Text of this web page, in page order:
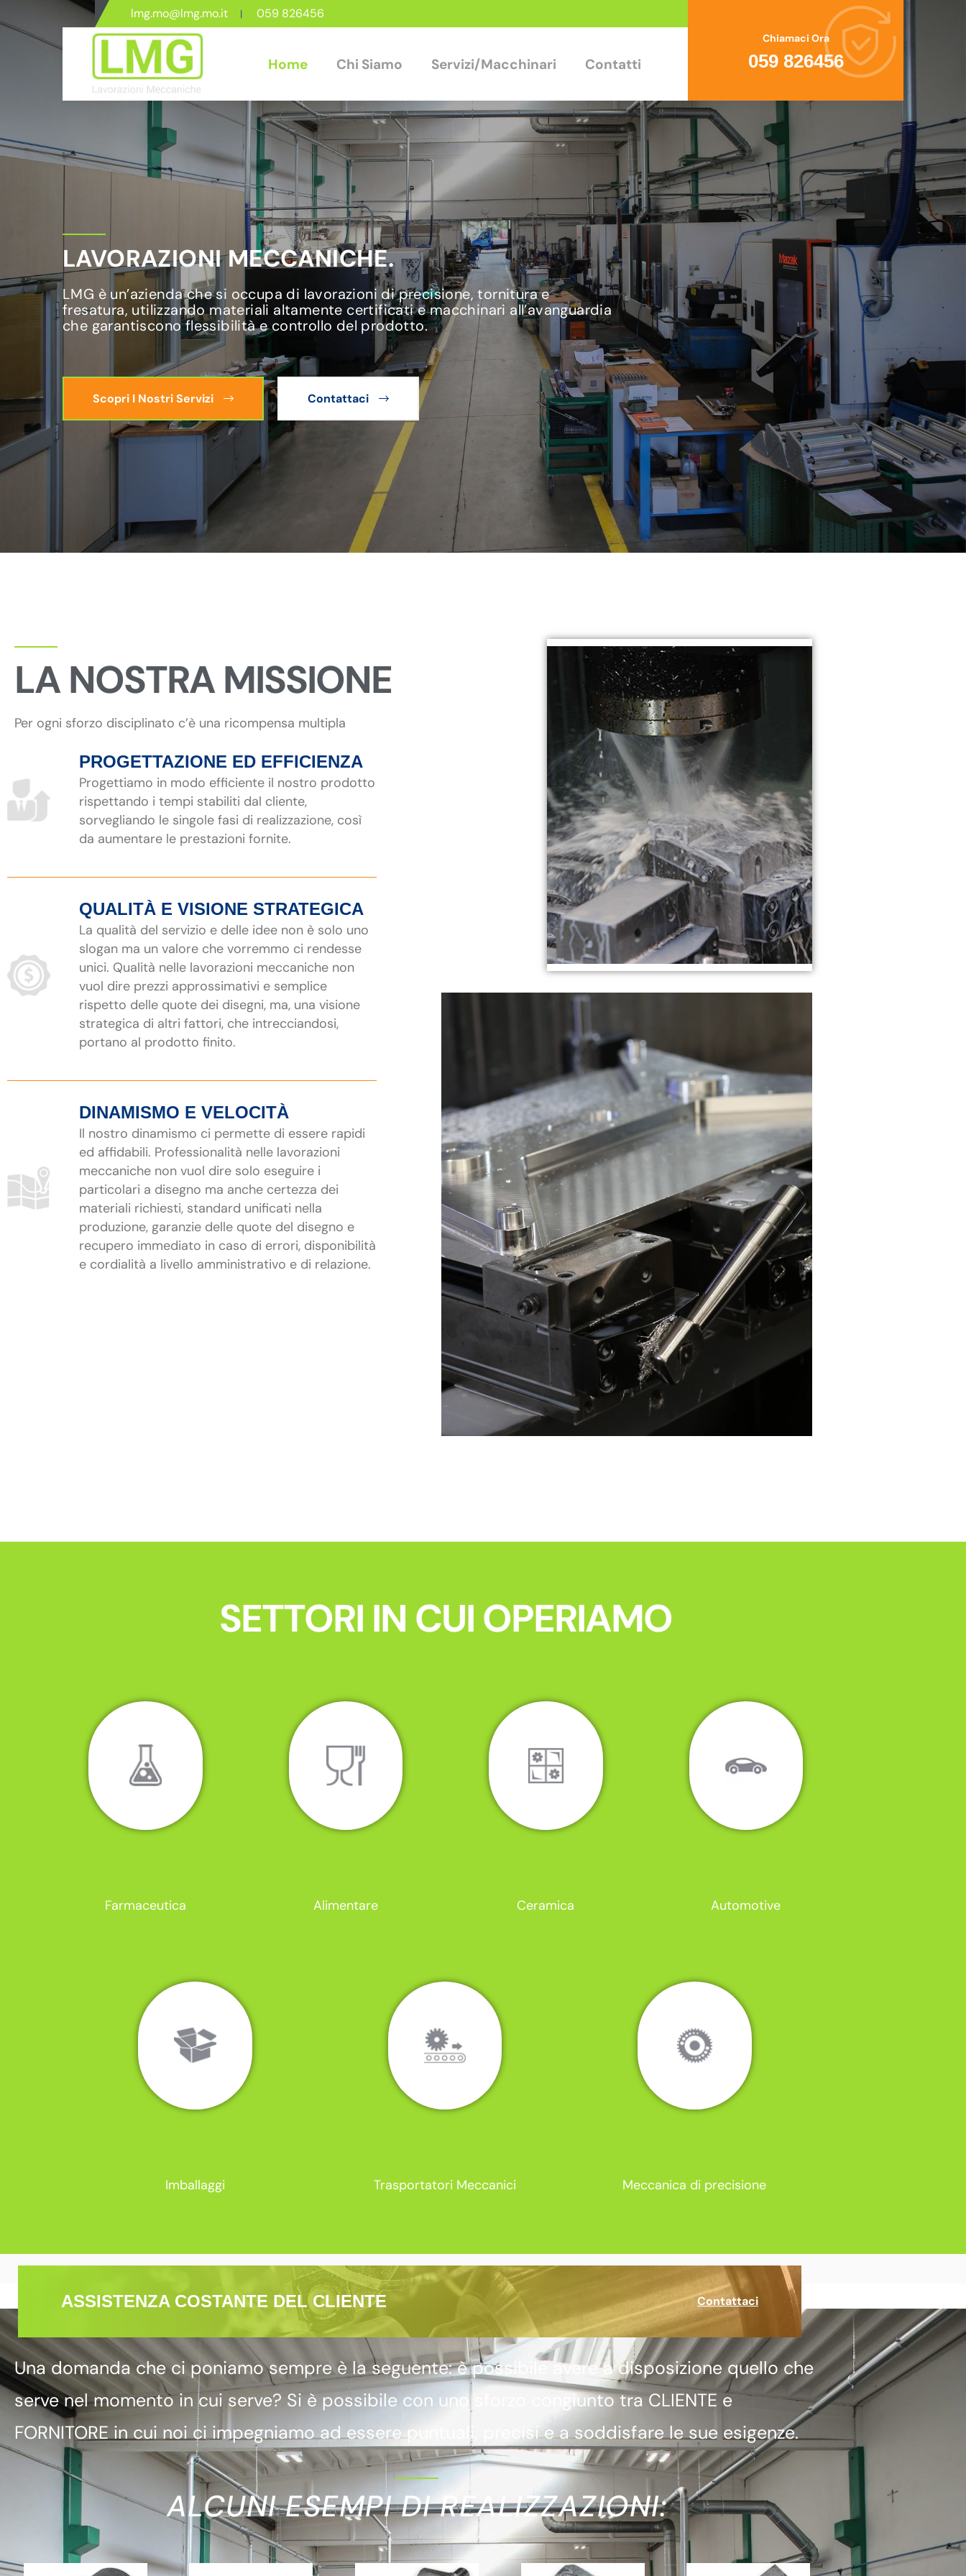
lmg.mo@lmg.mo.it 059 826456
Home Chi Siamo Servizi/Macchinari Contatti
Chiamaci Ora
059 826456
LAVORAZIONI MECCANICHE.
LMG è un’azienda che si occupa di lavorazioni di precisione, tornitura e
fresatura, utilizzando materiali altamente certificati e macchinari all’avanguardia
che garantiscono flessibilità e controllo del prodotto.
Scopri I Nostri Servizi Contattaci
LA NOSTRA MISSIONE
Per ogni sforzo disciplinato c’è una ricompensa multipla
PROGETTAZIONE ED EFFICIENZA
Progettiamo in modo efficiente il nostro prodotto
rispettando i tempi stabiliti dal cliente,
sorvegliando le singole fasi di realizzazione, così
da aumentare le prestazioni fornite.
QUALITÀ E VISIONE STRATEGICA
La qualità del servizio e delle idee non è solo uno
slogan ma un valore che vorremmo ci rendesse
unici. Qualità nelle lavorazioni meccaniche non
vuol dire prezzi approssimativi e semplice
rispetto delle quote dei disegni, ma, una visione
strategica di altri fattori, che intrecciandosi,
portano al prodotto finito.
DINAMISMO E VELOCITÀ
Il nostro dinamismo ci permette di essere rapidi
ed affidabili. Professionalità nelle lavorazioni
meccaniche non vuol dire solo eseguire i
particolari a disegno ma anche certezza dei
materiali richiesti, standard unificati nella
produzione, garanzie delle quote del disegno e
recupero immediato in caso di errori, disponibilità
e cordialità a livello amministrativo e di relazione.
SETTORI IN CUI OPERIAMO
Farmaceutica Alimentare Ceramica Automotive
Imballaggi Trasportatori Meccanici Meccanica di precisione
ASSISTENZA COSTANTE DEL CLIENTE Contattaci
Una domanda che ci poniamo sempre è la seguente: è possibile avere a disposizione quello che
serve nel momento in cui serve? Si è possibile con uno sforzo congiunto tra CLIENTE e
FORNITORE in cui noi ci impegniamo ad essere puntuali, precisi e a soddisfare le sue esigenze.
ALCUNI ESEMPI DI REALIZZAZIONI: